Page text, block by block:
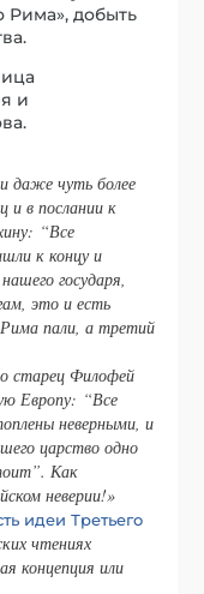
Рима», добыть
и
даже чуть более
и в послании к
: “Все
к концу и
государя,
это и есть
пали, а третий
старец Филофей
Европу: “Все
неверными, и
царство одно
Как
неверии!»
идеи Третьего
чтениях
концепция или